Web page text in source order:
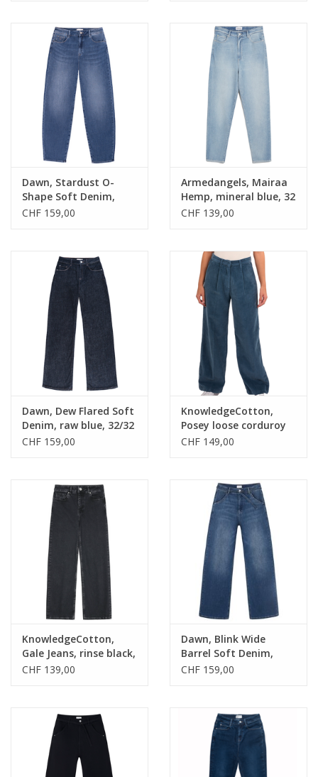
Dawn, Stardust O-
Shape Soft Denim,
medium blue, 32/28
CHF 159,00
Armedangels, Mairaa
Hemp, mineral blue, 32
CHF 139,00
Dawn, Dew Flared Soft
Denim, raw blue, 32/32
CHF 159,00
KnowledgeCotton,
Posey loose corduroy
pant, China blue, L
CHF 149,00
KnowledgeCotton,
Gale Jeans, rinse black,
32/30
CHF 139,00
Dawn, Blink Wide
Barrel Soft Denim,
vintage blue, 32/32
CHF 159,00